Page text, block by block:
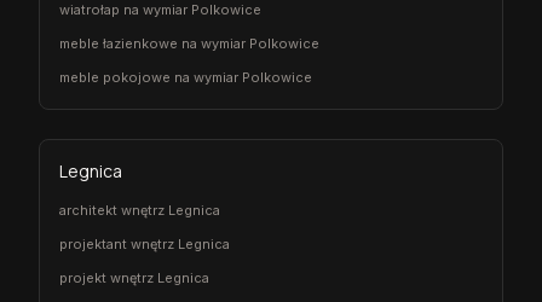
wiatrołap na wymiar Polkowice
meble łazienkowe na wymiar Polkowice
meble pokojowe na wymiar Polkowice
Legnica
architekt wnętrz Legnica
projektant wnętrz Legnica
projekt wnętrz Legnica